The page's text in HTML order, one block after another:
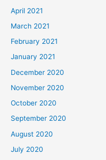
April 2021
March 2021
February 2021
January 2021
December 2020
November 2020
October 2020
September 2020
August 2020
July 2020